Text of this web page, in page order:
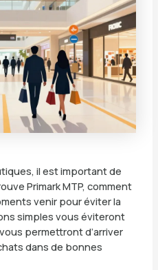
il est important de
Primark MTP, comment
venir pour éviter la
simples vous éviteront
permettront d’arriver
dans de bonnes